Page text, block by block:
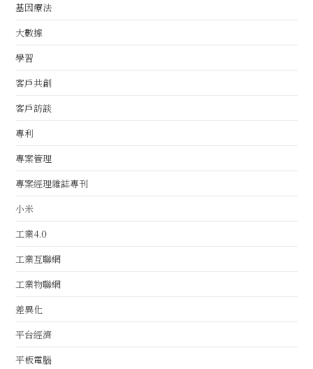
基因療法
大數據
學習
客戶共創
客戶訪談
專利
專案管理
專案經理雜誌專刊
小米
工業4.0
工業互聯網
工業物聯網
差異化
平台經濟
平板電腦